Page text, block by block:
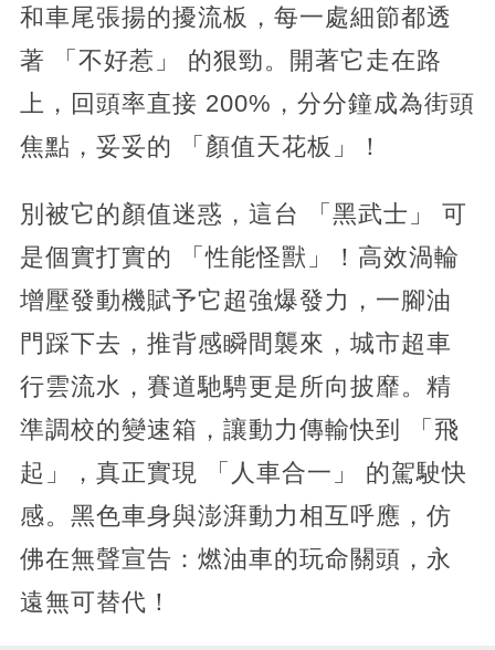
和車尾張揚的擾流板，每一處細節都透
著 「不好惹」 的狠勁。開著它走在路
上，回頭率直接 200%，分分鐘成為街頭
焦點，妥妥的 「顏值天花板」！
別被它的顏值迷惑，這台 「黑武士」 可
是個實打實的 「性能怪獸」！高效渦輪
增壓發動機賦予它超強爆發力，一腳油
門踩下去，推背感瞬間襲來，城市超車
行雲流水，賽道馳騁更是所向披靡。精
準調校的變速箱，讓動力傳輸快到 「飛
起」，真正實現 「人車合一」 的駕駛快
感。黑色車身與澎湃動力相互呼應，仿
佛在無聲宣告：燃油車的玩命關頭，永
遠無可替代！